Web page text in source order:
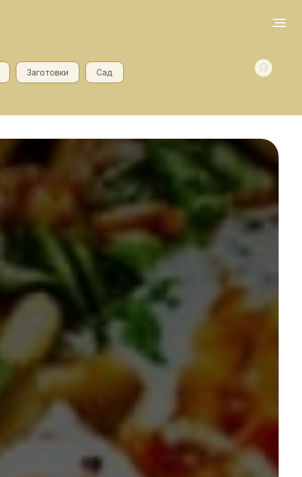
Заготовки Сад